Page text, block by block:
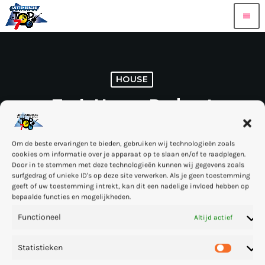
Om de beste ervaringen te bieden, gebruiken wij technologieën zoals
cookies om informatie over je apparaat op te slaan en/of te raadplegen.
Door in te stemmen met deze technologieën kunnen wij gegevens zoals
surfgedrag of unieke ID's op deze site verwerken. Als je geen toestemming
geeft of uw toestemming intrekt, kan dit een nadelige invloed hebben op
bepaalde functies en mogelijkheden.
Functioneel Altijd actief
Statistieken
menu
HOUSE
Tech House Podcast
share
3
email
Ontbrekende QtMusicPlayer-plug-in
This Radio Station Wordpress Theme allows you to
manager is perfect to create the tracklist or specific cue